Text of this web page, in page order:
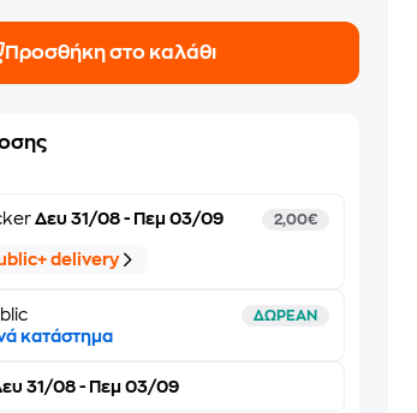
Προσθήκη στο καλάθι
Δευ 31/08 - Πεμ 03/09 2,00€
delivery
ΔΩΡΕΑΝ
κατάστημα
31/08 - Πεμ 03/09